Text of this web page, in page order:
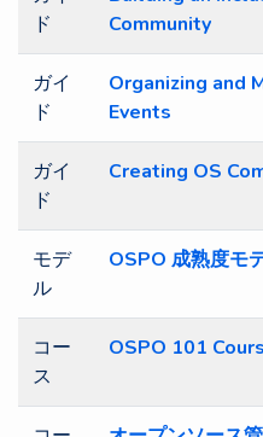
ド
Community
ガイ
ド
Organizing and
Events
ガイ
ド
Creating OS
モデ
ル
OSPO 成熟度モ
コー
ス
OSPO 101